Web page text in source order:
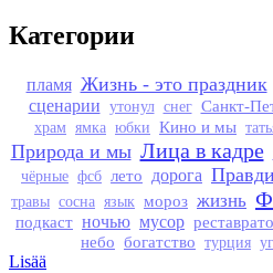
Категории
пламя Жизнь - это праздник
сценарии утонул снег Санкт-
храм ямка юбки Кино и мы
Природа и мы Лица в кадре
чёрные фсб лето дорога
травы сосна язык мороз жизнь
подкаст ночью мусор
небо богатство турция
Lisää